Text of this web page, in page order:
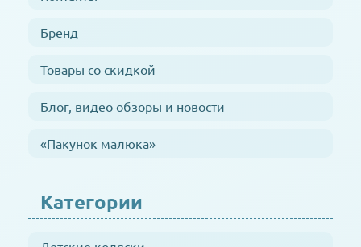
Бренд
Товары со скидкой
Блог, видео обзоры и новости
«Пакунок малюка»
Категории